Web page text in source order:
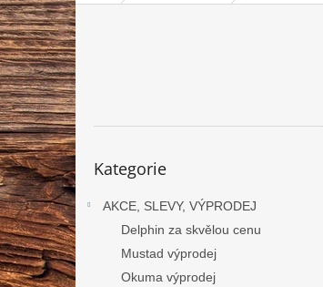
P
o
s
t
r
a
n
n
í
p
a
n
e
l
kategorie
Kategorie
AKCE, SLEVY, VÝPRODEJ
Delphin za skvělou cenu
Mustad výprodej
Okuma výprodej